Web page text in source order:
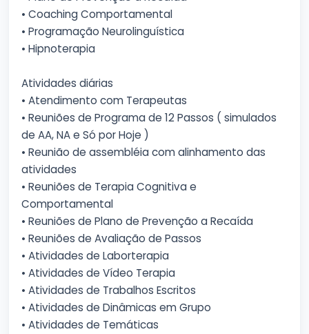
• Coaching Comportamental
• Programação Neurolinguística
• Hipnoterapia
Atividades diárias
• Atendimento com Terapeutas
• Reuniões de Programa de 12 Passos ( simulados
de AA, NA e Só por Hoje )
• Reunião de assembléia com alinhamento das
atividades
• Reuniões de Terapia Cognitiva e
Comportamental
• Reuniões de Plano de Prevenção a Recaída
• Reuniões de Avaliação de Passos
• Atividades de Laborterapia
• Atividades de Vídeo Terapia
• Atividades de Trabalhos Escritos
• Atividades de Dinâmicas em Grupo
• Atividades de Temáticas